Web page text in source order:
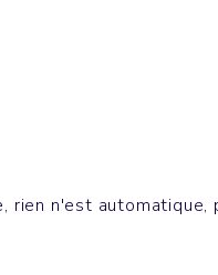
n'est
& Gourdes
BIG